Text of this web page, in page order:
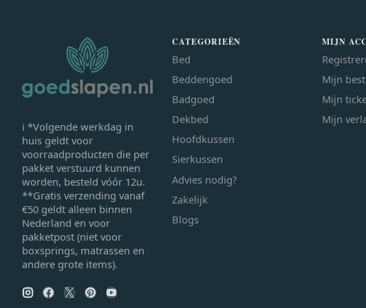
ℹ *Volgende werkdag in
huis geldt voor
voorraadproducten die per
pakket verstuurd kunnen
worden, besteld vóór 12u.
**Gratis verzending vanaf
€50 geldt alleen binnen
Nederland en voor
pakketpost (niet voor
boxsprings, matrassen en
andere grote items).
CATEGORIEËN
Bed
Beddengoed
Badgoed
Dekbed
Hoofdkussen
Sierkussen
Advies nodig?
Zakelijk
Blogs
MIJN
Mijn
Mijn
Mijn